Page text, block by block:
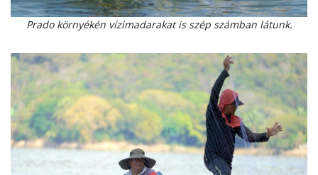
Prado környékén vízimadarakat is szép számban látunk.